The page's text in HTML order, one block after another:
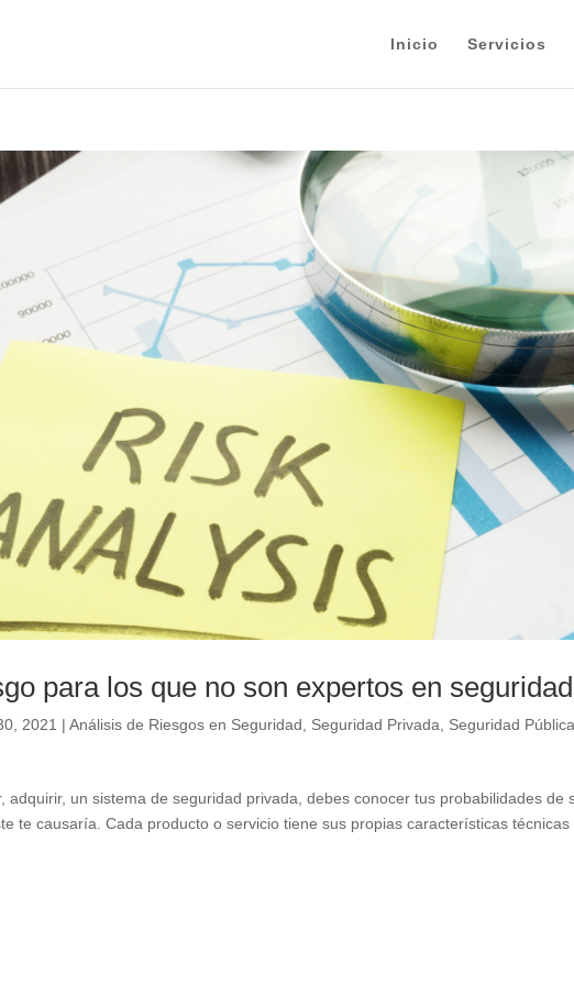
Inicio Servicios
para los que no son expertos en
2021 |Análisis de Riesgos en Seguridad Seguridad Privada Seguridad Pública
adquirir, un sistema de seguridad privada, debes conocer tus probabilidades de
te causaría. Cada producto o servicio tiene sus propias características técnicas